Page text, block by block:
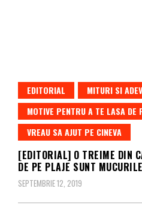
EDITORIAL
MITURI SI
MOTIVE PENTRU A TE LASA DE
VREAU SA AJUT PE CINEVA
[EDITORIAL] O TREIME DIN
DE PE PLAJE SUNT
SEPTEMBRIE 12, 2019